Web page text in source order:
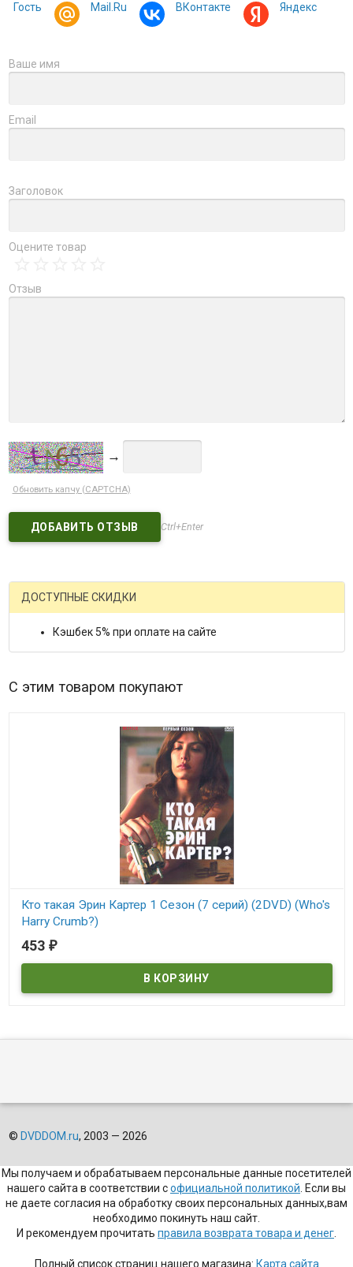
Гость Mail.Ru ВКонтакте Яндекс
Ваше имя
Email
Заголовок
Оцените товар
Отзыв
→
Обновить капчу (CAPTCHA)
Ctrl+Enter
ДОСТУПНЫЕ СКИДКИ
Кэшбек 5% при оплате на сайте
С этим товаром покупают
Кто такая Эрин Картер 1 Сезон (7 серий) (2DVD) (Who's
Harry Crumb?)
В наличии
453 ₽
© DVDDOM.ru, 2003 — 2026
Мы получаем и обрабатываем персональные данные посетителей
нашего сайта в соответствии софициальной политикой. Если вы
не даете согласия на обработку своих персональных данных,вам
необходимо покинуть наш сайт.
И рекомендуем прочитать правила возврата товара и денег.
Полный список страниц нашего магазина: Карта сайта